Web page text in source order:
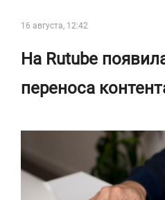
16 августа, 12:42
На Rutube
переноса